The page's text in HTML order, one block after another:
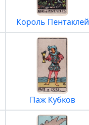
Король Пентаклей
Паж Кубков